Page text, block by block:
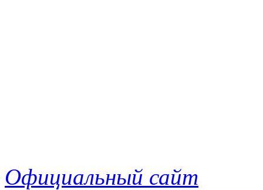
Официальный сайт